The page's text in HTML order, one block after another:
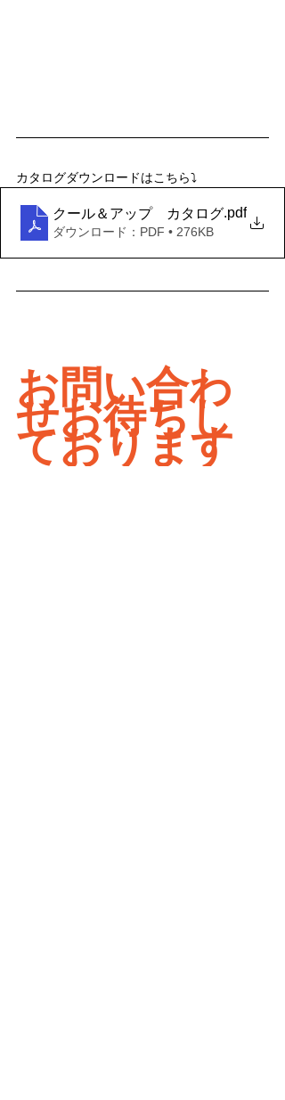
カタログダウンロードはこちら⤵
クール＆アップ カタログ.pdf
ダウンロード：PDF • 276KB
お問い合わ
せお待ちし
ております